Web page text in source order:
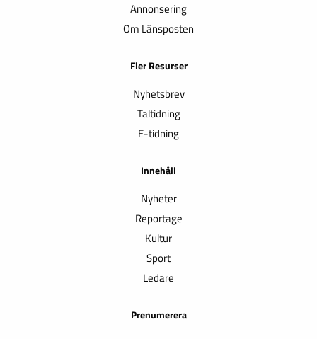
Annonsering
Om Länsposten
Fler Resurser
Nyhetsbrev
Taltidning
E-tidning
Innehåll
Nyheter
Reportage
Kultur
Sport
Ledare
Prenumerera